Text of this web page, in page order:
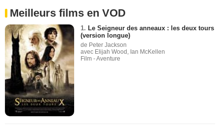
Meilleurs films en VOD
1. Le Seigneur des anneaux : les deux tours
(version longue)
de Peter Jackson
avec Elijah Wood, Ian McKellen
Film - Aventure